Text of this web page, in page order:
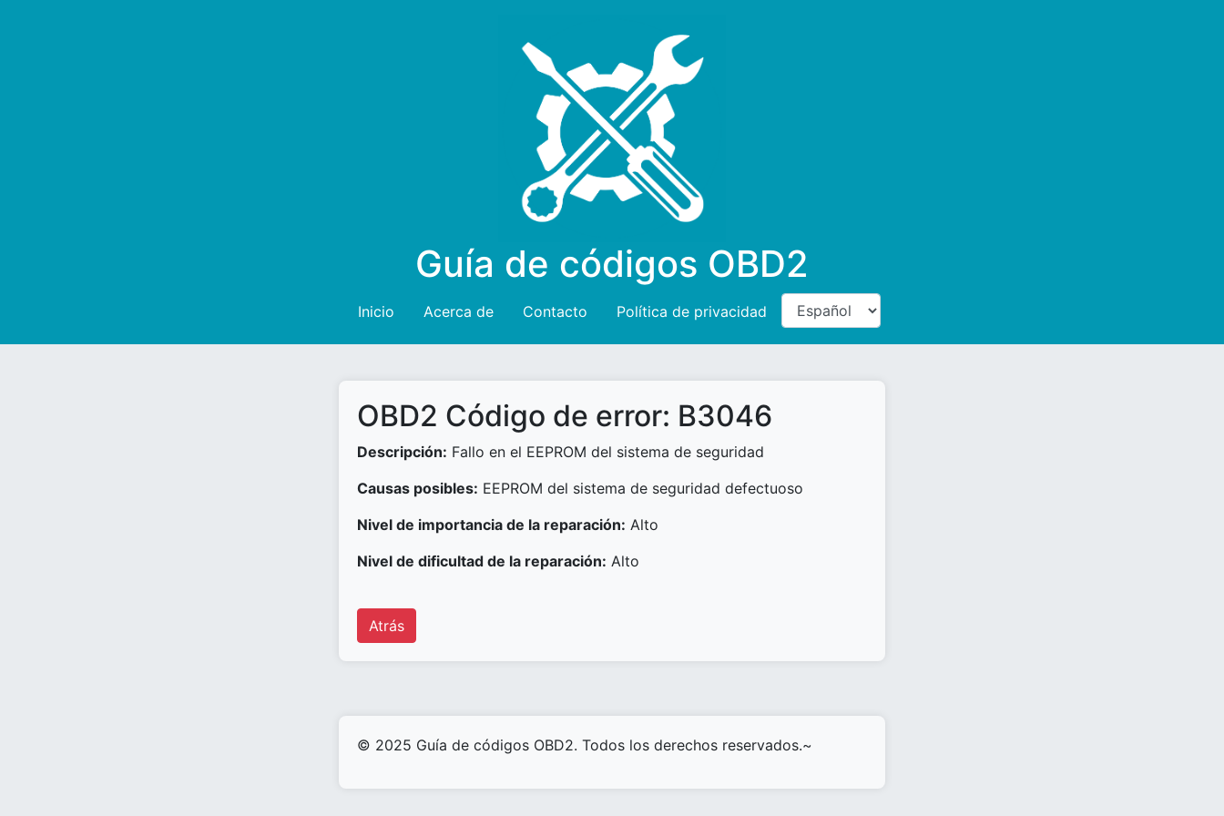
Guía de códigos OBD2
Inicio Acerca de Contacto Política de privacidad
OBD2 Código de error: B3046
Descripción: Fallo en el EEPROM del sistema de seguridad
Causas posibles: EEPROM del sistema de seguridad defectuoso
Nivel de importancia de la reparación: Alto
Nivel de dificultad de la reparación: Alto
Atrás
© 2025 Guía de códigos OBD2. Todos los derechos reservados.~